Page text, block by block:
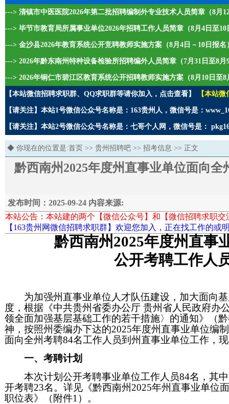
---> 清镇市中医医院2026年第二批招聘编制外专业技术人员简章（8月
---> 毕节市教育局所属事业单位2026年招聘工作人员简章（8月4日至10
---> 金沙县2026年教育系统公开竞聘教师实施方案（8月4日－10日报名
---> 2026年黔东南州特种设备检验所招聘编外人员简章（7月31日至8月
---> 2026年铜仁市碧江区教育系统公开招聘教师实施方案（8月10日至8
【本站微信招聘求职群、QQ求职群等请你加入，点击查看】 【本站
【请关注】本站1号微信公众号名称是：163贵州人，微信号是：
【请关注】本站2号微信公众号名称是：七哥个人网，微信号是：
◆ 你现在的位置是:首页 >> 贵州招聘吧 >> 招考信息 >> 正文
黔西南州2025年度州直事业单位面向
发布时间：2025-09-24 内容来源:
本站公告：本站建的两个【微信公众号】和【微信招聘求职
【163贵州网微信招聘求职群】欢迎您加入，正在找工作的
黔西南州2025年度州直事
公开考聘工作人
为加强州直事业单位人才队伍建设，加大面向
度，根据《中共贵州省委办公厅 贵州省人民政府办
领全面加强基层基础工作的若干措施〉的通知》（
神，按照州委编办下达的2025年度州直事业单位编
面向全州考聘84名工作人员到州直事业单位工作，
一、考聘计划
本次计划公开考聘事业单位工作人员84名，其
开考聘23名。详见《黔西南州2025年州直事业单位
职位表》（附件1）。